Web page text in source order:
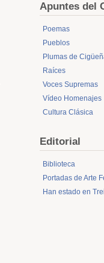
Apuntes del
Poemas
Pueblos
Plumas de
Raíces
Voces Supremas
Vídeo Homenajes
Cultura Clásica
Editorial
Biblioteca
Portadas de Arte
Han estado en